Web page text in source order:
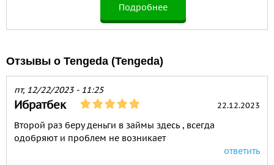
Подробнее
Отзывы о Tengeda (Tengeda)
пт, 12/22/2023 - 11:25
Ибратбек 22.12.2023
Второй раз беру деньги в займы здесь , всегда
одобряют и проблем не возникает
ответить